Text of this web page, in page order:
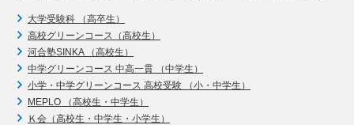
大学受験科 （高卒生）
高校グリーンコース（高校生）
河合塾SINKA （高校生）
中学グリーンコース 中高一貫 （中学生）
小学・中学グリーンコース 高校受験 （小・中学生）
MEPLO （高校生・中学生）
Ｋ会（高校生・中学生・小学生）